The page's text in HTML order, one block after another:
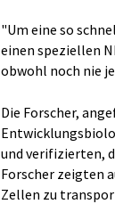
"Um eine so
einen speziellen
obwohl noch nie
Die Forscher,
und verifizierten,
Forscher zeigten
Zellen zu